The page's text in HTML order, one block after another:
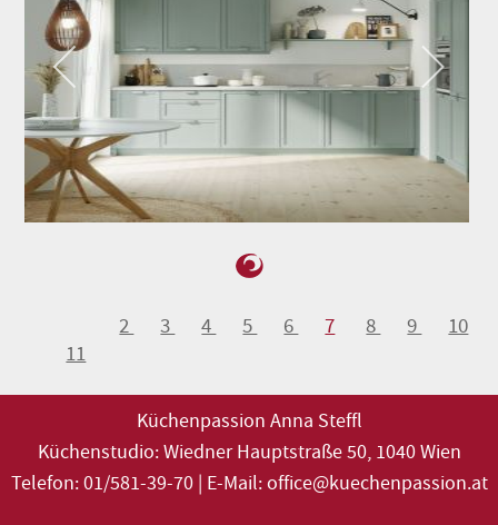
2 3 4 5 6 7 8 9
10
11
Küchenpassion Anna Steffl
Küchenstudio: Wiedner Hauptstraße 50, 1040 Wien
Telefon:01/581-39-70| E-Mail:office@kuechenpassion.at